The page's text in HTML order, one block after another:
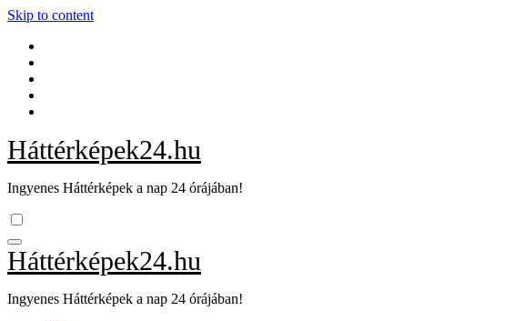
Skip to content
Háttérképek24.hu
Ingyenes Háttérképek a nap 24 órájában!
Háttérképek24.hu
Ingyenes Háttérképek a nap 24 órájában!